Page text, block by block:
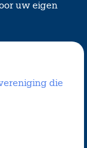
uw eigen
die